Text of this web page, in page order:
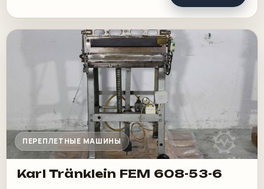
ПЕРЕПЛЕТНЫЕ МАШИНЫ
Karl Tränklein FEM 608-53-6